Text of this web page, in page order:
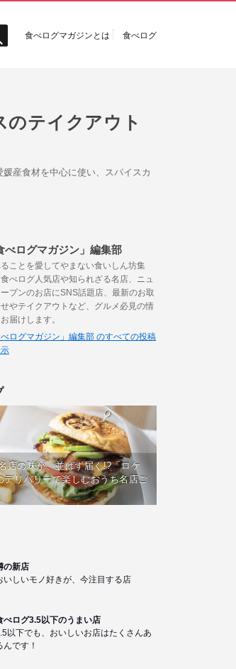
食べログマガジンとは 食べログ
のテイクアウト
産食材を中心に使い、スパイスカ
べログマガジン」編集部
ことを愛してやまない食いしん坊集
食べログ人気店や知られざる名店、ニュ
プンのお店にSNS話題店、最新のお取
せやテイクアウトなど、グルメ必見の情
届けします。
べログマガジン」編集部 のすべての投稿
店の味が、並ばず届く!?「ロケ
デリバリーで楽しむおうち名店ご
の新店
いしいモノ好きが、今注目する店
べログ3.5以下のうまい店
以下でも、おいしいお店はたくさんあ
んです！